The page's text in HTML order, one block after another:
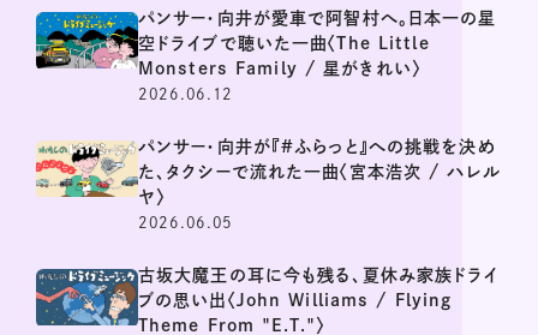
パンサー・向井が愛車で阿智村へ。日本一の星
空ドライブで聴いた一曲〈The Little
Monsters Family / 星がきれい〉
2026.06.12
パンサー・向井が『#ふらっと』への挑戦を決め
た、タクシーで流れた一曲〈宮本浩次 / ハレル
ヤ〉
2026.06.05
古坂大魔王の耳に今も残る、夏休み家族ドライ
ブの思い出〈John Williams / Flying
Theme From "E.T."〉